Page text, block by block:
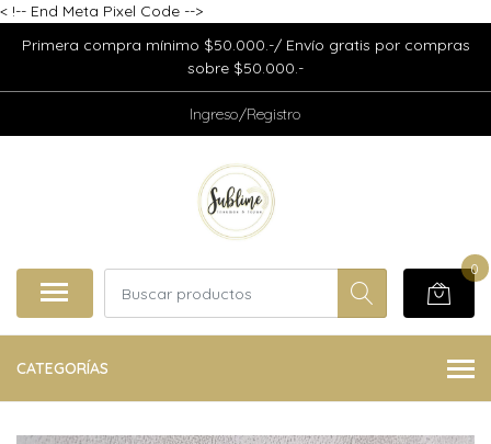
< !-- End Meta Pixel Code -->
Primera compra mínimo $50.000.-/ Envío gratis por compras
sobre $50.000.-
Ingreso/Registro
0
CATEGORÍAS